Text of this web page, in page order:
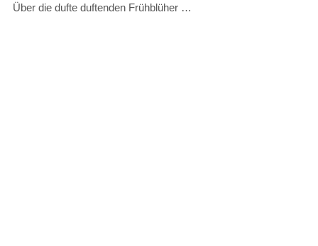
Über die dufte duftenden Frühblüher …